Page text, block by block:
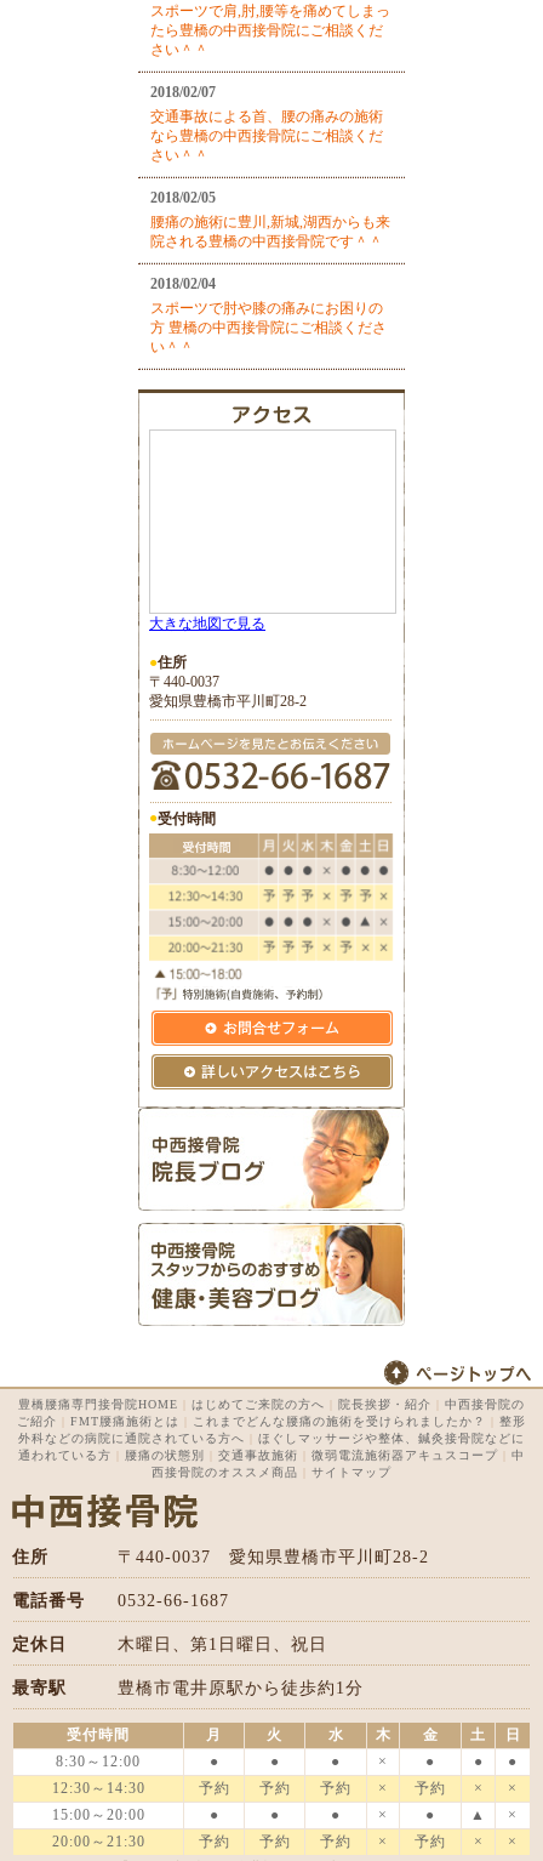
スポーツで肩,肘,腰等を痛めてしまっ
たら豊橋の中西接骨院にご相談くだ
さい＾＾
2018/02/07
交通事故による首、腰の痛みの施術
なら豊橋の中西接骨院にご相談くだ
さい＾＾
2018/02/05
腰痛の施術に豊川,新城,湖西からも来
院される豊橋の中西接骨院です＾＾
2018/02/04
スポーツで肘や膝の痛みにお困りの
方 豊橋の中西接骨院にご相談くださ
い＾＾
大きな地図で見る
●住所
〒440-0037
愛知県豊橋市平川町28-2
●受付時間
豊橋腰痛専門接骨院HOME はじめてご来院の方へ 院長挨拶・紹介
中西接骨院の
ご紹介
FMT腰痛施術とは これまでどんな腰痛の施術を受けられましたか？
整形
外科などの病院に通院されている方へ
ほぐしマッサージや整体、鍼灸接骨院などに
通われている方
腰痛の状態別 交通事故施術 微弱電流施術器アキュスコープ
中
西接骨院のオススメ商品
サイトマップ
住所 〒440-0037 愛知県豊橋市平川町28-2
電話番号 0532-66-1687
定休日 木曜日、第1日曜日、祝日
最寄駅 豊橋市電井原駅から徒歩約1分
受付時間 月 火 水 木 金 土
日
8:30～12:00
● ● ● × ● ●
●
12:30～14:30
予約 予約 予約 × 予約 ×
×
15:00～20:00
● ● ● × ● ▲
×
20:00～21:30
予約 予約 予約 × 予約 × ×